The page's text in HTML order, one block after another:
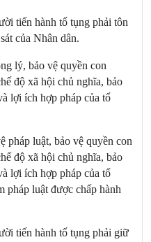
tiến hành tố tụng phải tôn
của Nhân dân.
lý, bảo vệ quyền con
độ xã hội chủ nghĩa, bảo
lợi ích hợp pháp của tổ
pháp luật, bảo vệ quyền con
độ xã hội chủ nghĩa, bảo
lợi ích hợp pháp của tổ
pháp luật được chấp hành
tiến hành tố tụng phải giữ